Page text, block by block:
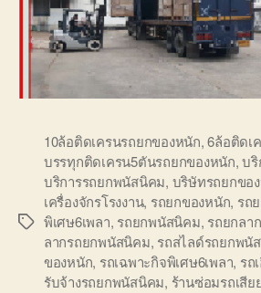
Tags
10ล้อติดเครนรถยกของหนัก,6ล้อติดเ
บรรทุกติดเครน5ตันรถยกของหนัก,บ
บริการรถยกพนัสนิคม, บริษัทรถยกขอ
เครื่องจักรโรงงาน, รถยกของหนัก, รถ
พิเศษ6เพลา, รถยกพนัสนิคม, รถยกลา
ลากรถยกพนัสนิคม, รถสไลด์รถยกพนั
ของหนัก, รถเฉพาะกิจพิเศษ6เพลา, รถ
รับจ้างรถยกพนัสนิคม, ร้านซ่อมรถเสี